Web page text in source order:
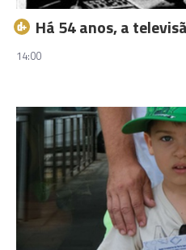
Há 54 anos, a
14:00